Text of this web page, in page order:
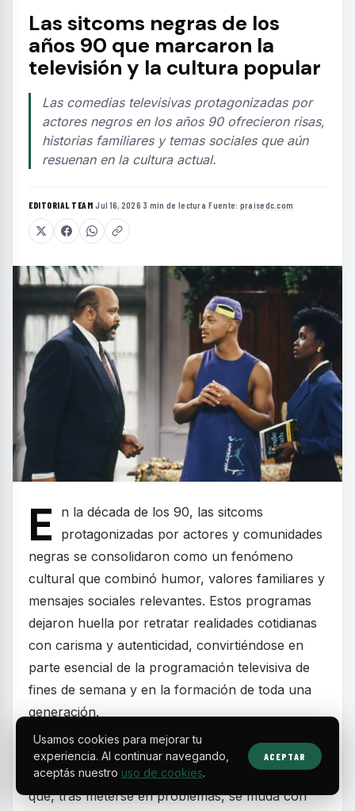
Las sitcoms negras de los
años 90 que marcaron la
televisión y la cultura popular
Las comedias televisivas protagonizadas por
actores negros en los años 90 ofrecieron risas,
historias familiares y temas sociales que aún
resuenan en la cultura actual.
EDITORIAL TEAM·Jul 16, 2026·3 min de lectura·Fuente: praisedc.com
E
n la década de los 90, las sitcoms
protagonizadas por actores y comunidades
negras se consolidaron como un fenómeno
cultural que combinó humor, valores familiares y
mensajes sociales relevantes. Estos programas
dejaron huella por retratar realidades cotidianas
con carisma y autenticidad, convirtiéndose en
parte esencial de la programación televisiva de
fines de semana y en la formación de toda una
generación.
Series comoThe Fresh Prince of Bel-Air
mostraron la historia de un joven de Filadelfia
que, tras meterse en problemas, se muda con
Usamos cookies para mejorar tu
experiencia. Al continuar navegando,
aceptás nuestro uso de cookies.
ACEPTAR